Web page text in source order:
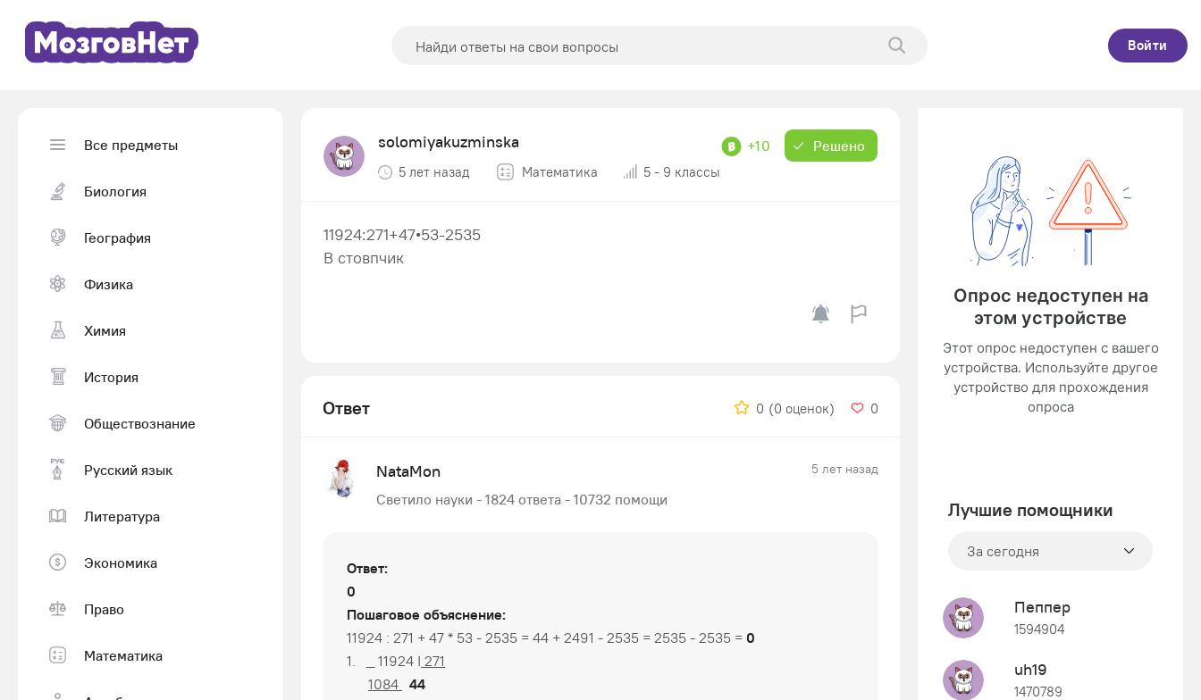
Войти
Все предметы
Биология
География
Физика
Химия
История
Обществознание
Русский язык
Литература
Экономика
Право
Математика
solomiyakuzminska +10 Решено
5 лет назад Математика 5 - 9 классы
11924:271+47•53-2535
В стовпчик
Ответ 0 (0 оценок) 0
NataMon 5 лет назад
Светило науки - 1824 ответа - 10732 помощи
Ответ:
0
Пошаговое объяснение:
11924 : 271 + 47 * 53 - 2535 = 44 + 2491 - 2535 = 2535 - 2535 = 0
1. _ 11924 I 271
1084 44
Лучшие помощники
За сегодня
Пеппер
1594904
uh19
1470789